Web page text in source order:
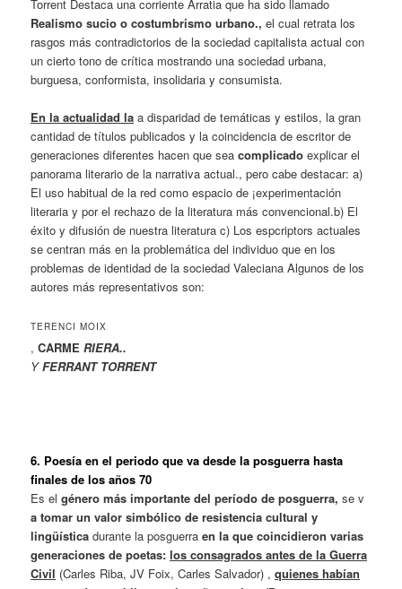
Torrent Destaca una corriente Arratia que ha sido llamado
Realismo sucio o costumbrismo urbano., el cual retrata los
rasgos más contradictorios de la sociedad capitalista actual con
un cierto tono de crítica mostrando una sociedad urbana,
burguesa, conformista, insolidaria y consumista.
En la actualidad la a disparidad de temáticas y estilos, la gran
cantidad de títulos publicados y la coincidencia de escritor de
generaciones diferentes hacen que seacomplicado explicar el
panorama literario de la narrativa actual., pero cabe destacar: a)
El uso habitual de la red como espacio de ¡experimentación
literaria y por el rechazo de la literatura más convencional.b) El
éxito y difusión de nuestra literatura c) Los espcriptors actuales
se centran más en la problemática del individuo que en los
problemas de identidad de la sociedad Valeciana Algunos de los
autores más representativos son:
TERENCI MOIX
,CARMERIERA..
YFERRANT TORRENT
6. Poesía en el periodo que va desde la posguerra hasta
finales de los años 70
Es elgénero más importante del período de posguerra, se v
a tomar un valor simbólico de resistencia cultural y
lingüística durante la posguerraen la que coincidieron varias
generaciones de poetas:los consagrados antes de la Guerra
Civil (Carles Riba, JV Foix, Carles Salvador) ,quienes habían